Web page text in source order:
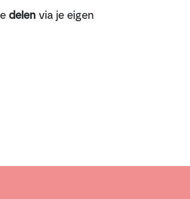
delen via je eigen